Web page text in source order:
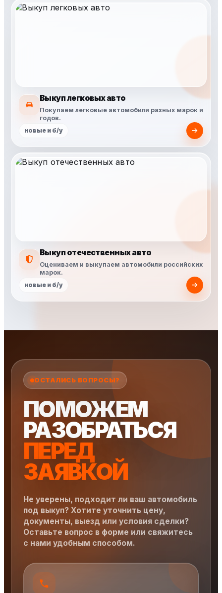
Выкуп легковых авто
Покупаем легковые автомобили разных марок и
годов.
новые и б/у
Выкуп отечественных авто
Оцениваем и выкупаем автомобили российских
марок.
новые и б/у
ОСТАЛИСЬ ВОПРОСЫ?
ПОМОЖЕМ
РАЗОБРАТЬСЯ
ПЕРЕД
ЗАЯВКОЙ
Не уверены, подходит ли ваш автомобиль
под выкуп? Хотите уточнить цену,
документы, выезд или условия сделки?
Оставьте вопрос в форме или свяжитесь
с нами удобным способом.